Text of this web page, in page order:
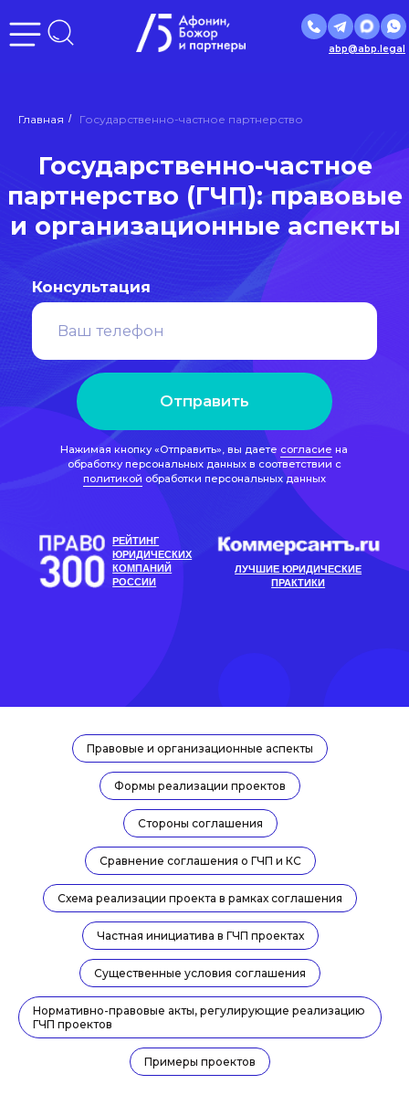
abp@abp.legal
Главная / Государственно-частное партнерство
Государственно-частное
и организационные аспекты
Консультация
Отправить
РЕЙТИНГ
РОССИИ
ЛУЧШИЕ ЮРИДИЧЕСКИЕ
обработку персональных данных в соответствии с
обработки персональных данных
Правовые и организационные аспекты
Формы реализации проектов
Стороны соглашения
Сравнение соглашения о ГЧП и КС
Схема реализации проекта в рамках соглашения
Частная инициатива в ГЧП проектах
Существенные условия соглашения
Нормативно-правовые акты, регулирующие реализацию
ГЧП проектов
Примеры проектов
Автор Александр Афонин
руководитель практики IP, адвокат,
Задать вопрос эксперту